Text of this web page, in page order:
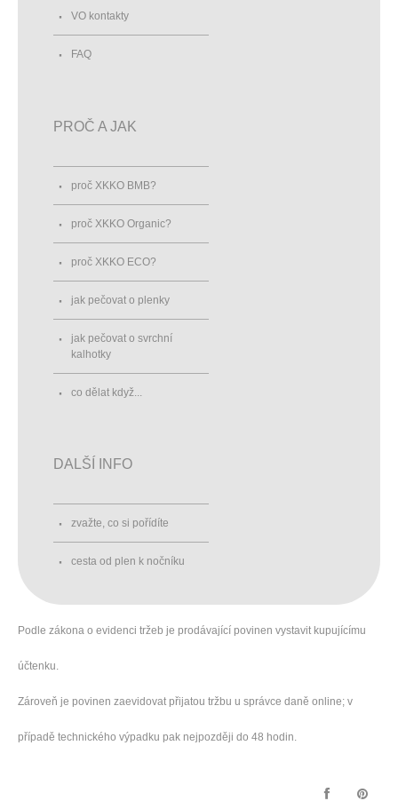
VO kontakty
FAQ
PROČ A JAK
proč XKKO BMB?
proč XKKO Organic?
proč XKKO ECO?
jak pečovat o plenky
jak pečovat o svrchní
kalhotky
co dělat když...
DALŠÍ INFO
zvažte, co si pořídíte
cesta od plen k nočníku
Podle zákona o evidenci tržeb je prodávající povinen vystavit kupujícímu
účtenku.
Zároveň je povinen zaevidovat přijatou tržbu u správce daně online; v
případě technického výpadku pak nejpozději do 48 hodin.